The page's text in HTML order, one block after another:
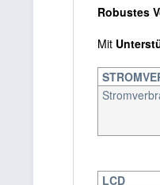
Robustes
Mit
LCD